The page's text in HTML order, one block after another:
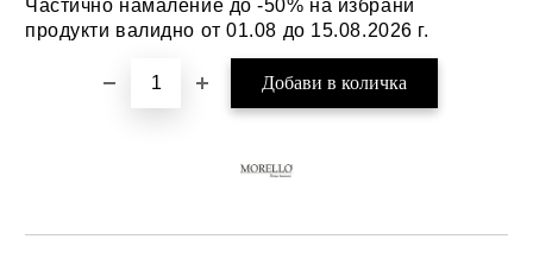
Частично намаление до -50% на избрани
продукти валидно от 01.08 до 15.08.2026 г.